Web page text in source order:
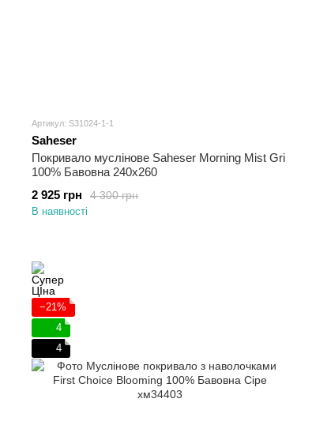
Артикул: S31024-1-1
Saheser
Покривало муслінове Saheser Morning Mist Gri
100% Бавовна 240х260
4 300 грн
2 925 грн
В наявності
−21%
4
4